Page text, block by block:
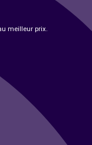
meilleur prix.